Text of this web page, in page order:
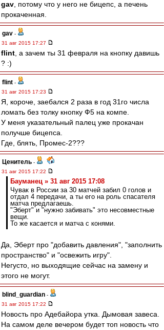
gav , потому что у него не бицепс, а печень
прокаченная.
gav -
31 авг 2015 17:27
flint , а зачем ты 31 февраля на кнопку давишь
? :)
flint -
31 авг 2015 17:23
Я, короче, заебался 2 раза в год 31го числа
ломать без толку кнопку Ф5 на компе.
У меня указательный палец уже прокачан
получше бицепса.
Где, блять, Промес-2???
Ценитель -
31 авг 2015 17:22
Бауманец » 31 авг 2015 17:08
Чувак в России за 30 матчей забил 0 голов и
отдал 4 передачи, а ты его на роль спасателя
матча предлагаешь.
"Эберт" и "нужно забивать" это несовместные
вещи.
То же касается и матча с конями.
Да, Эберт про "добавить давления", "заполнить
пространство" и "освежить игру".
Негусто, но выходящие сейчас на замену и
этого не могут.
blind_guardian -
31 авг 2015 17:22
Новость про Адебайора утка. Дымовая завеса.
На самом деле вечером будет топ новость что